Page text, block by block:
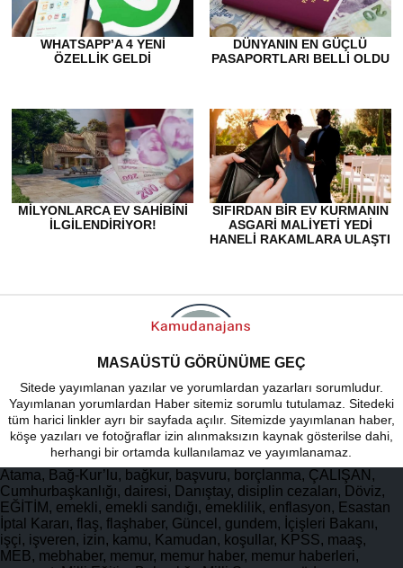
WHATSAPP’A 4 YENI
ÖZELLIK GELDI
DÜNYANIN EN GÜÇLÜ
PASAPORTLARI BELLI OLDU
MILYONLARCA EV SAHIBINI
ILGILENDIRIYOR!
SIFIRDAN BIR EV KURMANIN
ASGARI MALIYETI YEDI
HANELI RAKAMLARA ULAŞTI
MASAÜSTÜ GÖRÜNÜME GEÇ
Sitede yayımlanan yazılar ve yorumlardan yazarları sorumludur.
Yayımlanan yorumlardan Haber sitemiz sorumlu tutulamaz. Sitedeki
tüm harici linkler ayrı bir sayfada açılır. Sitemizde yayımlanan haber,
köşe yazıları ve fotoğraflar izin alınmaksızın kaynak gösterilse dahi,
herhangi bir ortamda kullanılamaz ve yayımlanamaz.
Atama, Bağ-Kur’lu, bağkur, başvuru, borçlanma, ÇALIŞAN,
Cumhurbaşkanlığı, dairesi, Danıştay, disiplin cezaları, Döviz,
EĞİTİM, emekli, emekli sandığı, emeklilik, enflasyon, Esastan
İptal Kararı, flaş, flaşhaber, Güncel, gundem, İçişleri Bakanı,
işçi, işveren, izin, kamu, Kamudan, koşullar, KPSS, maaş,
MEB, mebhaber, memur, memur haber, memur haberleri,